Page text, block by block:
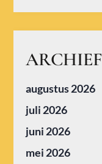
ARCHIEF
augustus 2026
juli 2026
juni 2026
mei 2026